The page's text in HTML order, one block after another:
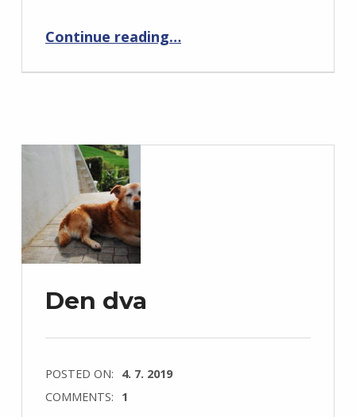
Continue reading…
Den dva
POSTED ON: 4. 7. 2019
COMMENTS: 1